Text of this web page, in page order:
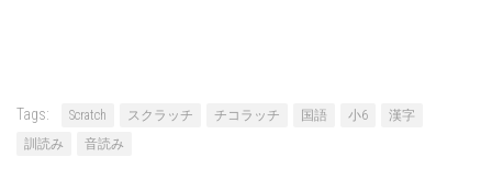
Tags: Scratch スクラッチ チコラッチ 国語 小6
漢字
訓読み
音読み